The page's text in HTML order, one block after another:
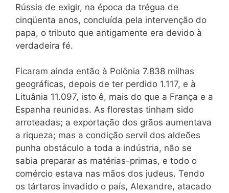
Rússia de exigir, na época da trégua de
cinqüenta anos, concluída pela intervenção do
papa, o tributo que antigamente era devido à
verdadeira fé.
Ficaram ainda então à Polônia 7.838 milhas
geográficas, depois de ter perdido 1.117, e à
Lituânia 11.097, isto ê, mais do que a França e a
Espanha reunidas. As florestas tinham sido
arroteadas; a exportação dos grãos aumentava
a riqueza; mas a condição servil dos aldeões
punha obstáculo a toda a indústria, não se
sabia preparar as matérias-primas, e todo o
comércio estava nas mãos dos judeus. Tendo
os tártaros invadido o país, Alexandre, atacado